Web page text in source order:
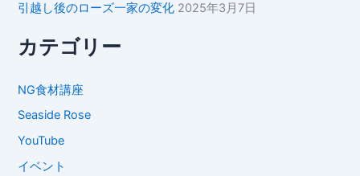
引越し後のローズ一家の変化 2025年3月7日
カテゴリー
NG食材講座
Seaside Rose
YouTube
イベント